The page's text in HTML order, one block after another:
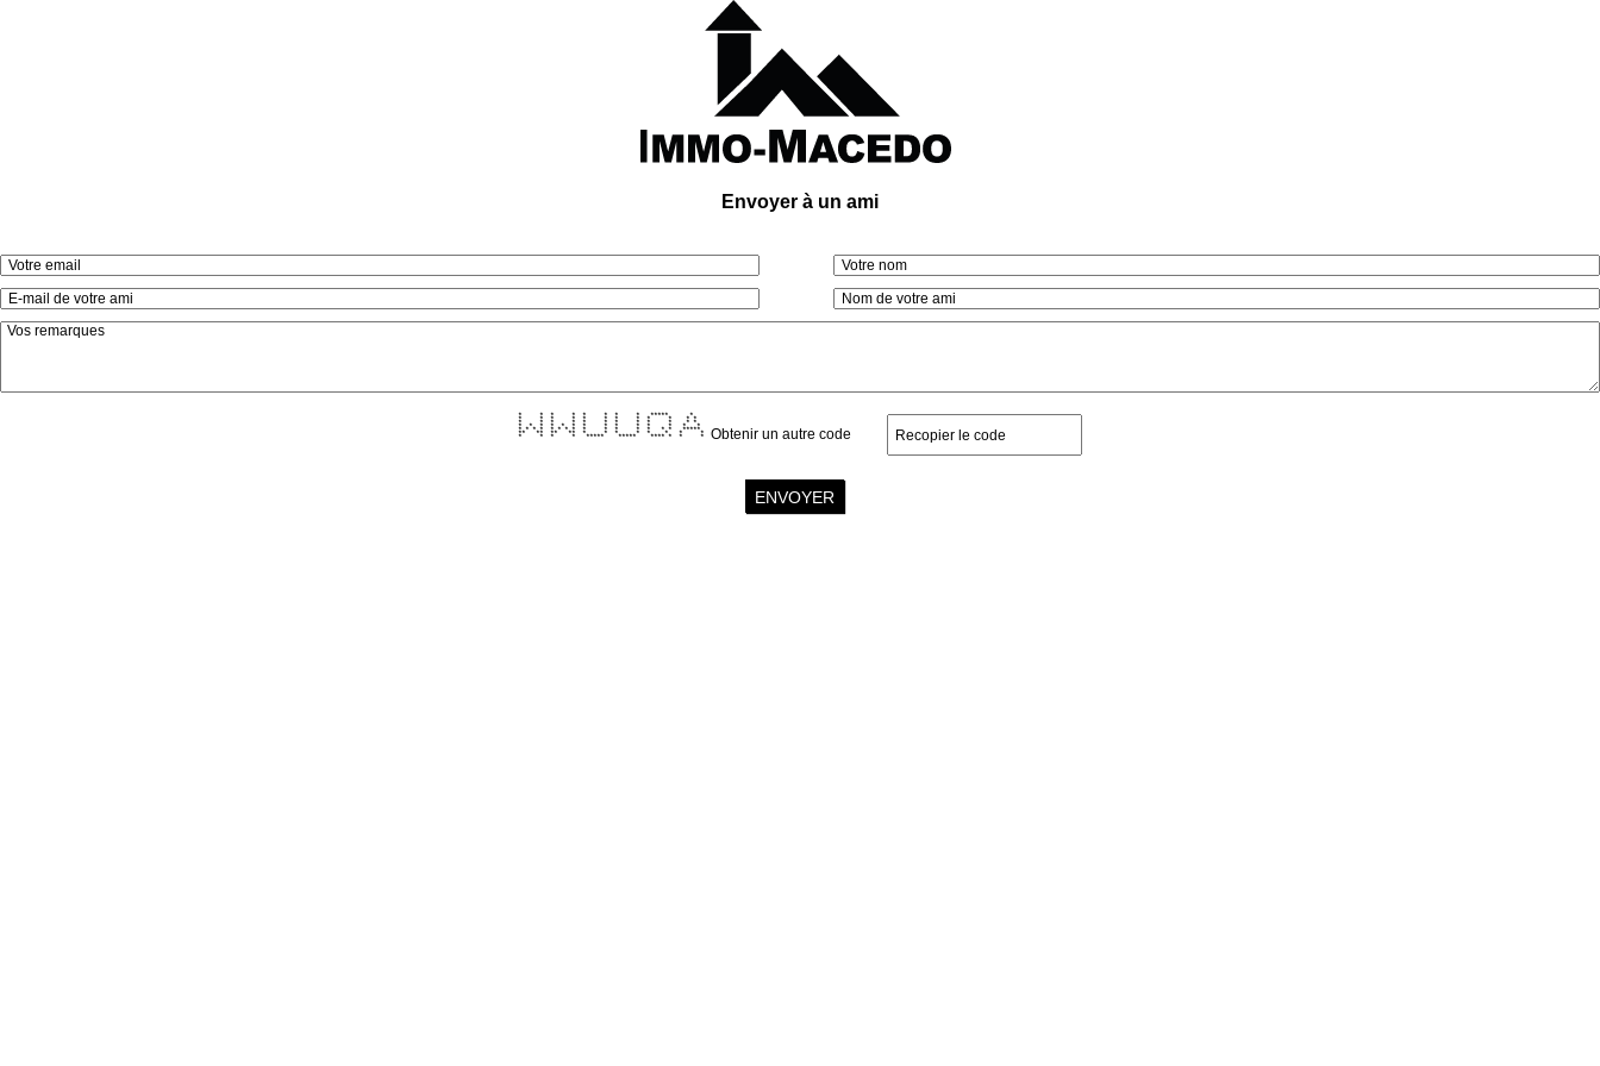
Envoyer à un ami
* * * * * * * * ***** *
* * * * * * * * * * * *
* * * * * * * * * * * *
* * * * * * * * * * * * * *
* * * * * * * * * * * * * * * *****
** ** ** ** * * * * * * * *
* * * * ***** ***** **** * * * Obtenir un autre code